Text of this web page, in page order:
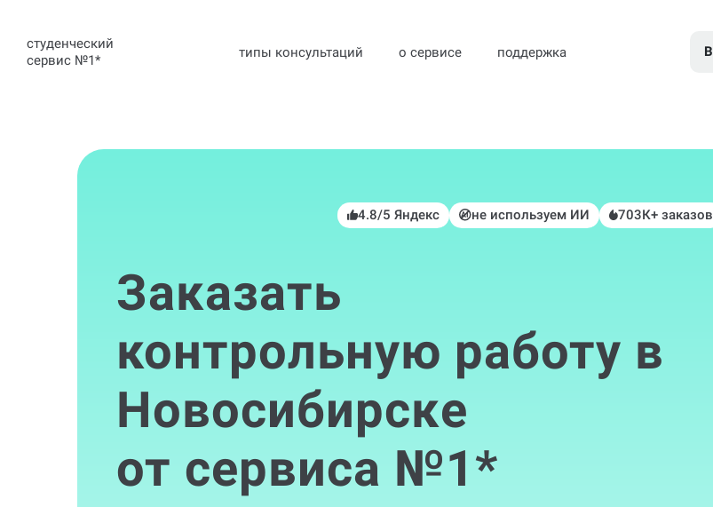
студенческий
сервис №1* типы консультаций о сервисе поддержка
4.8/5 Яндекс не используем ИИ 703К+ заказов
Заказать
контрольную работу в
Новосибирске
от сервиса №1*